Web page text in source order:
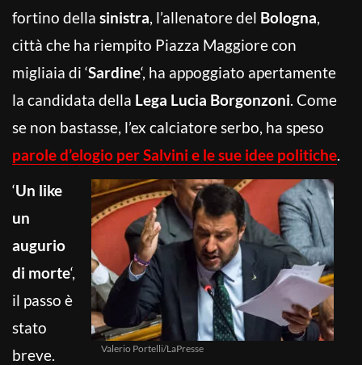
fortino della sinistra, l’allenatore del Bologna,
città che ha riempito Piazza Maggiore con
migliaia di ‘Sardine‘, ha appoggiato apertamente
la candidata della Lega Lucia Borgonzoni. Come
se non bastasse, l’ex calciatore serbo, ha speso
parole d’elogio per Salvini e le sue idee politiche.
Valerio Portelli/LaPresse
‘Un like
un
augurio
di morte‘,
il passo è
stato
breve.